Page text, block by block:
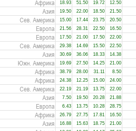
Африка 18.93 51.50 19.72 12.50
Азия 19.50 22.00 18.50 21.50
Сев. Америка 15.00 17.44 23.75 20.50
Европа 21.56 28.31 22.50 16.50
Европа 17.50 21.00 17.50 22.00
Сев. Америка 29.38 14.69 15.50 22.50
Азия 30.69 36.06 18.33 14.38
Южн. Америка 19.69 27.50 14.25 21.00
Африка 38.79 28.00 31.11 8.50
Африка 24.38 12.25 15.00 24.00
Сев. Америка 22.19 21.19 13.75 22.00
Азия 7.50 19.50 20.28 21.88
Европа 6.43 13.75 10.28 28.75
Африка 26.79 27.75 17.81 16.50
Азия 16.88 15.63 18.75 21.00